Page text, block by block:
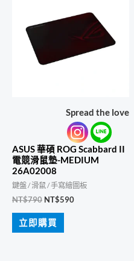
Spread the love
ASUS 華碩 ROG Scabbard II
電競滑鼠墊-MEDIUM
26A02008
鍵盤 / 滑鼠 / 手寫繪圖板
NT$790 原
價
格：
NT$590目
立即購買